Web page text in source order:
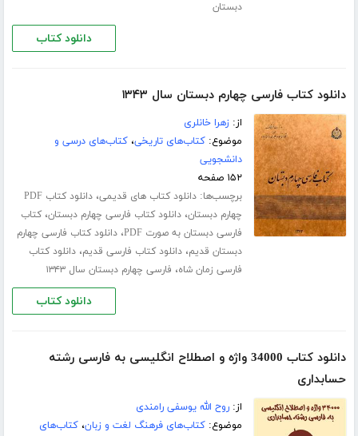
دبستان
دانلود کتاب
دانلود کتاب فارسی چهارم دبستان سال ۱۳۴۳
از:زهرا خانلری
موضوع:کتاب‌های تاریخی،کتاب‌های درسی و
دانشجویی
۱۵۲ صفحه
برچسب‌ها:دانلود کتاب های قدیمی،
دانلود کتاب PDF
چهارم دبستان،دانلود کتاب فارسی چهارم دبستان،کتاب
فارسی دبستان به صورت PDF
،دانلود کتاب فارسی چهارم
دبستان قدیم،دانلود کتاب فارسی قدیم،دانلود کتاب
فارسی زمان شاه، فارسی چهارم دبستان سال ۱۳۴۳
دانلود کتاب
دانلود کتاب 34000 واژه و اصطلاح انگلیسی به فارسی رشته
حسابداری
از:روح الله یوسفی رامندی
موضوع:کتاب‌های فرهنگ لغت و زبان،کتاب‌های